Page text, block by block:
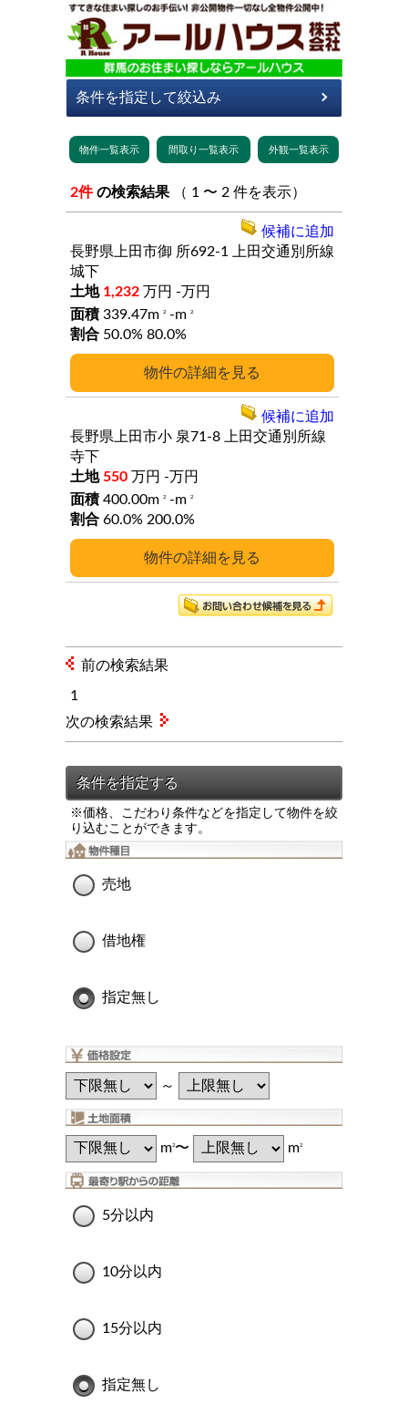
2件 の検索結果 （ 1 〜 2 件を表示）
詳細
長野県上田市御 所692-1
上田交通別所線
城下
1,232 万円 -万円
339.47m
2 -m 2
50.0% 80.0%
候補に追加
詳細
長野県上田市小 泉71-8
上田交通別所線
寺下
550 万円 -万円
400.00m
2 -m 2
60.0% 200.0%
候補に追加
前の検索結果
1
※価格、こだわり条件などを指定して物件を絞
り込むことができます。
売地
借地権
指定無し
～
m2〜 m2
5分以内
10分以内
15分以内
指定無し